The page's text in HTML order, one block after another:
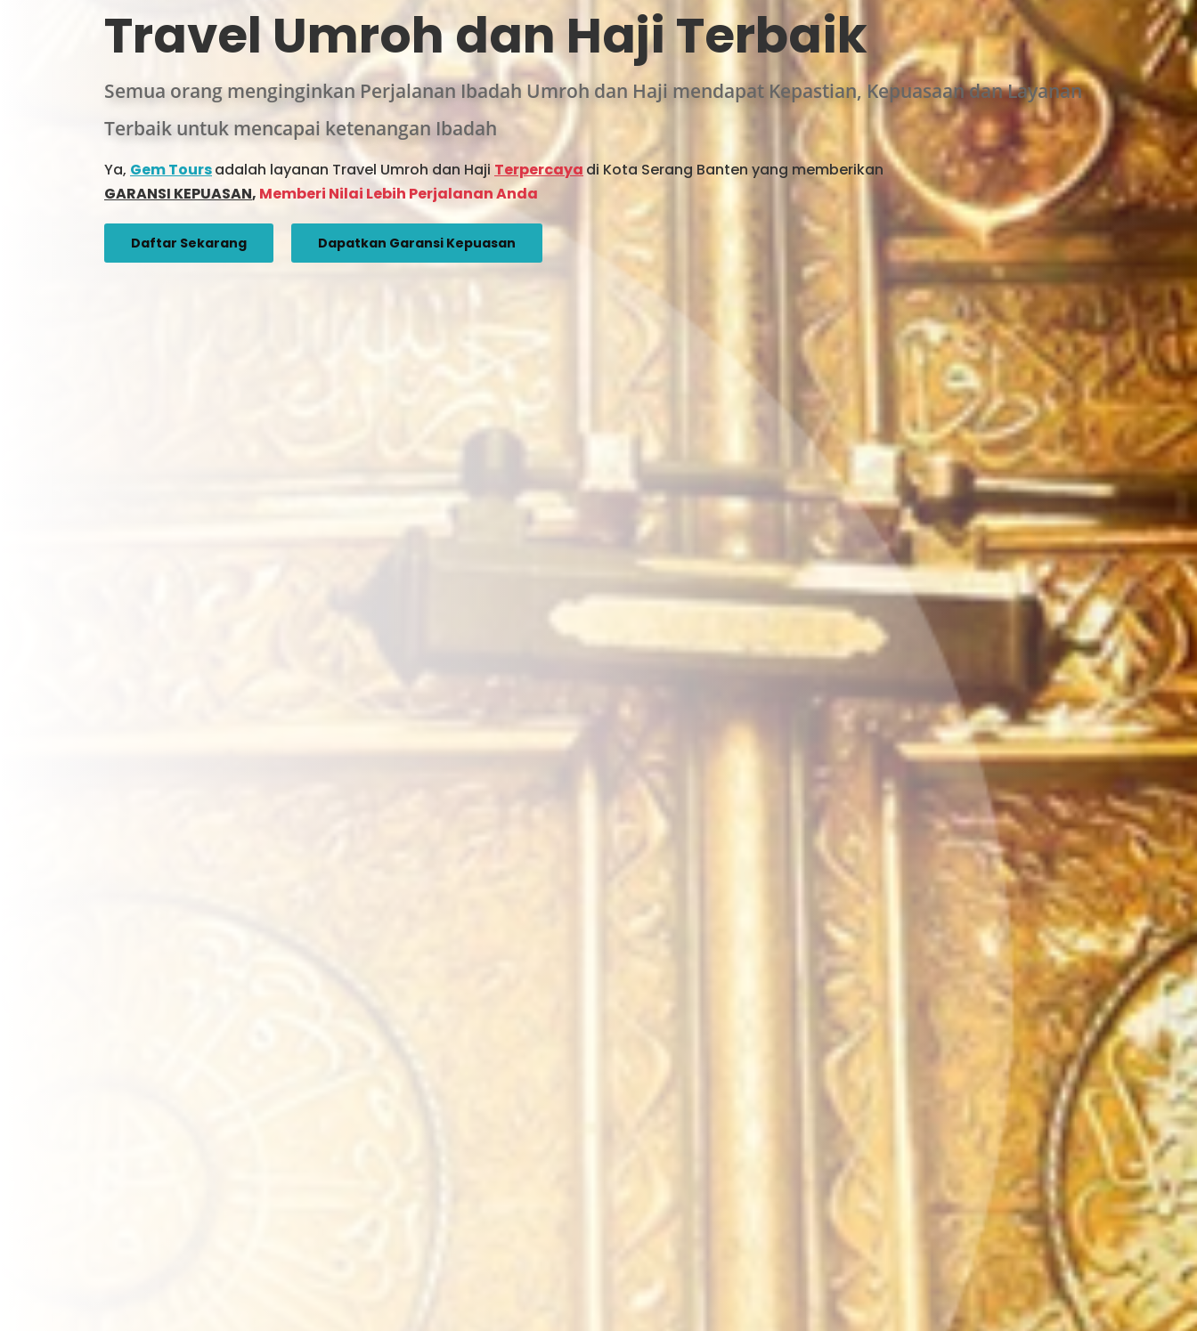
Travel Umroh dan Haji Terbaik
Semua orang menginginkan Perjalanan Ibadah Umroh dan Haji mendapat Kepastian, Kepuasaan dan Layanan
Terbaik untuk mencapai ketenangan Ibadah
Ya, Gem Toursadalah layanan Travel Umroh dan Haji Terpercaya di Kota Serang Banten yang memberikan
GARANSI KEPUASAN, Memberi Nilai Lebih Perjalanan Anda
Daftar Sekarang Dapatkan Garansi Kepuasan